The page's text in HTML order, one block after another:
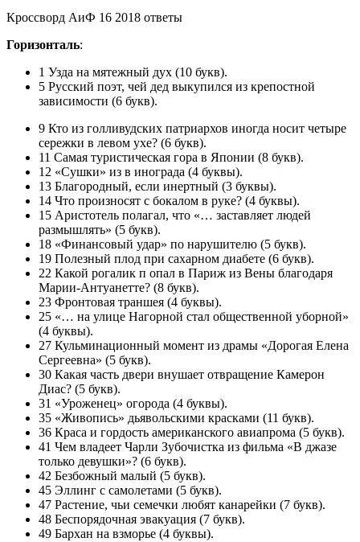
Кроссворд АиФ 16 2018 ответы
Горизонталь:
1 Узда на мятежный дух (10 букв).
5 Русский поэт, чей дед выкупился из крепостной
зависимости (6 букв).
9 Кто из голливудских патриархов иногда носит четыре
сережки в левом ухе? (6 букв).
11 Самая туристическая гора в Японии (8 букв).
12 «Сушки» из в инограда (4 буквы).
13 Благородный, если инертный (3 буквы).
14 Что произносят с бокалом в руке? (4 буквы).
15 Аристотель полагал, что «… заставляет людей
размышлять» (5 букв).
18 «Финансовый удар» по нарушителю (5 букв).
19 Полезный плод при сахарном диабете (6 букв).
22 Какой рогалик п опал в Париж из Вены благодаря
Марии-Антуанетте? (8 букв).
23 Фронтовая траншея (4 буквы).
25 «… на улице Нагорной стал общественной уборной»
(4 буквы).
27 Кульминационный момент из драмы «Дорогая Елена
Сергеевна» (5 букв).
30 Какая часть двери внушает отвращение Камерон
Диас? (5 букв).
31 «Уроженец» огорода (4 буквы).
35 «Живопись» дьявольскими красками (11 букв).
36 Краса и гордость американского авиапрома (5 букв).
41 Чем владеет Чарли Зубочистка из фильма «В джазе
только девушки»? (6 букв).
42 Безбожный малый (5 букв).
45 Эллинг с самолетами (5 букв).
47 Растение, чьи семечки любят канарейки (7 букв).
48 Беспорядочная эвакуация (7 букв).
49 Бархан на взморье (4 буквы).